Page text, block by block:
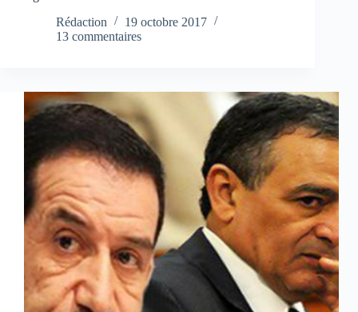
Rédaction
19 octobre 2017
13 commentaires